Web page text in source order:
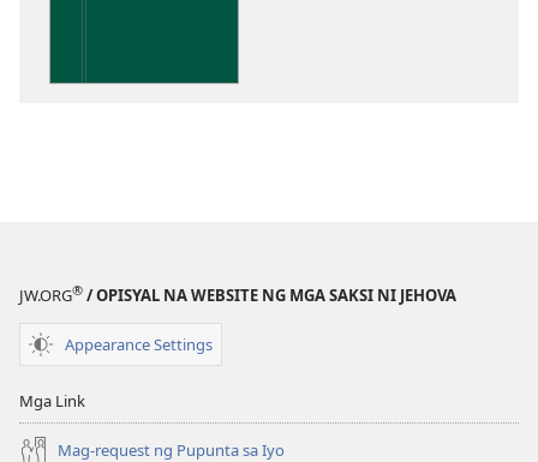
JW.ORG® / OPISYAL NA WEBSITE NG MGA SAKSI NI JEHOVA
Appearance Settings
Mga Link
Mag-request ng Pupunta sa Iyo